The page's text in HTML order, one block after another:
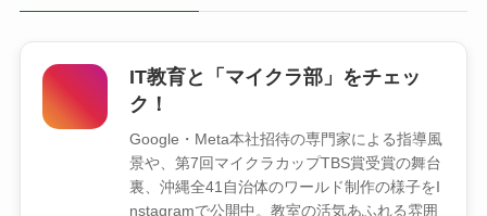
IT教育と「マイクラ部」をチェッ
ク！
Google・Meta本社招待の専門家による指導風
景や、第7回マイクラカップTBS賞受賞の舞台
裏、沖縄全41自治体のワールド制作の様子をI
nstagramで公開中。教室の活気あふれる雰囲